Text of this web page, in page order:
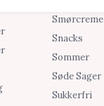
Smørcreme
Snacks
Sommer
Søde Sager
Sukkerfri